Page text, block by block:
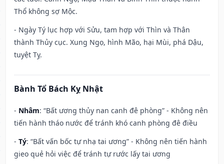
Thổ không sợ Mộc.
- Ngày Tý lục hợp với Sửu, tam hợp với Thìn và Thân
thành Thủy cục. Xung Ngọ, hình Mão, hại Mùi, phá Dậu,
tuyệt Tỵ.
Bành Tổ Bách Kỵ Nhật
- Nhâm: “Bất ương thủy nan canh đê phòng” - Không nên
tiến hành tháo nước để tránh khó canh phòng đê điều
- Tý: “Bất vấn bốc tự nhạ tai ương” - Không nên tiến hành
gieo quẻ hỏi việc để tránh tự rước lấy tai ương